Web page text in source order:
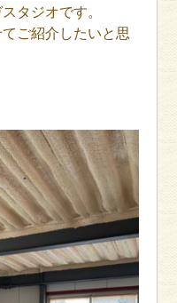
タジオです。
ご紹介したいと思